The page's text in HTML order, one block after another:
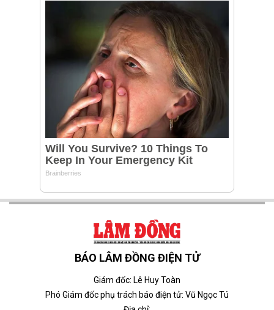
BÁO LÂM ĐỒNG ĐIỆN TỬ
Giám đốc: Lê Huy Toàn
Phó Giám đốc phụ trách báo điện tử: Vũ Ngọc Tú